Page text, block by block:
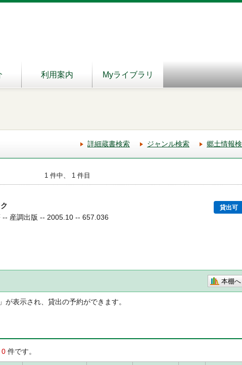
利用案内 Myライブラリ
詳細蔵書検索 ジャンル検索 郷土情報
1 件中、 1 件目
貸出可
-- 産調出版 -- 2005.10 -- 657.036
本棚へ
表示され、貸出の予約ができます。
0 件です。